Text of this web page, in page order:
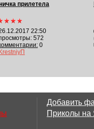
прилетела
22:50
572
0
KrestniyП
Добавить
Приколы